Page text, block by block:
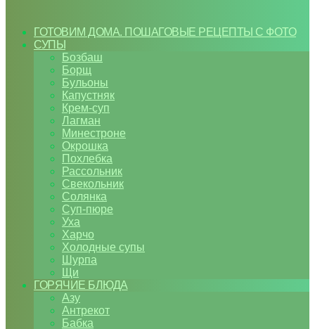
ГОТОВИМ ДОМА. ПОШАГОВЫЕ РЕЦЕПТЫ С ФОТО
СУПЫ
Бозбаш
Борщ
Бульоны
Капустняк
Крем-суп
Лагман
Минестроне
Окрошка
Похлебка
Рассольник
Свекольник
Солянка
Суп-пюре
Уха
Харчо
Холодные супы
Шурпа
Щи
ГОРЯЧИЕ БЛЮДА
Азу
Антрекот
Бабка